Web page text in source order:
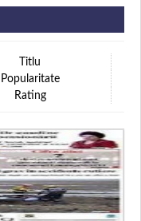
Titlu
Popularitate
Rating